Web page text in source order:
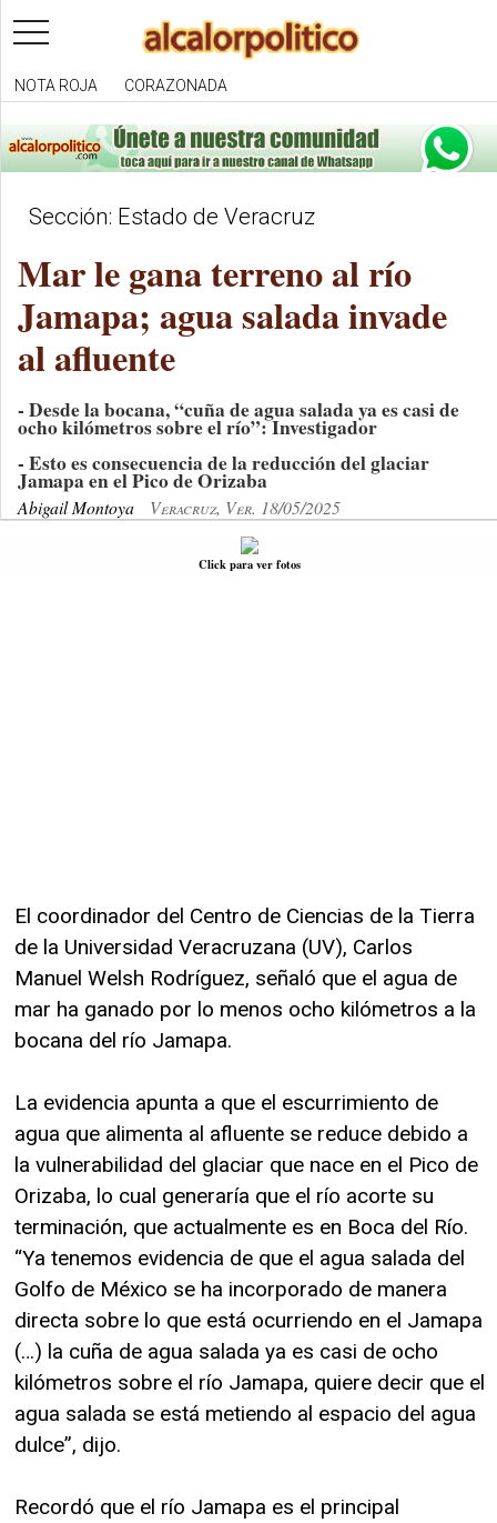
toggle
navigation
NOTA ROJA CORAZONADA
Sección: Estado de Veracruz
Mar le gana terreno al río
Jamapa; agua salada invade
al afluente
- Desde la bocana, “cuña de agua salada ya es casi de
ocho kilómetros sobre el río”: Investigador
- Esto es consecuencia de la reducción del glaciar
Jamapa en el Pico de Orizaba
Abigail Montoya Veracruz, Ver. 18/05/2025
Click para ver fotos
El coordinador del Centro de Ciencias de la Tierra
de la Universidad Veracruzana (UV), Carlos
Manuel Welsh Rodríguez, señaló que el agua de
mar ha ganado por lo menos ocho kilómetros a la
bocana del río Jamapa.
La evidencia apunta a que el escurrimiento de
agua que alimenta al afluente se reduce debido a
la vulnerabilidad del glaciar que nace en el Pico de
Orizaba, lo cual generaría que el río acorte su
terminación, que actualmente es en Boca del Río.
“Ya tenemos evidencia de que el agua salada del
Golfo de México se ha incorporado de manera
directa sobre lo que está ocurriendo en el Jamapa
(…) la cuña de agua salada ya es casi de ocho
kilómetros sobre el río Jamapa, quiere decir que el
agua salada se está metiendo al espacio del agua
dulce”, dijo.
Recordó que el río Jamapa es el principal